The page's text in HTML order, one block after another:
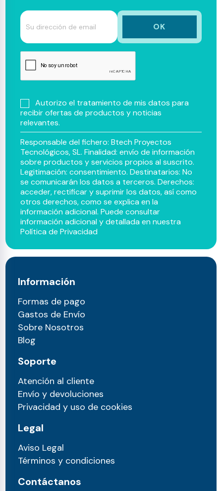
Autorizo el tratamiento de mis datos para
recibir ofertas de productos y noticias
relevantes.
Responsable del fichero: Btech Proyectos
Tecnológicos, SL. Finalidad: envío de información
sobre productos y servicios propios al suscrito.
Legitimación: consentimiento. Destinatarios: No
se comunicarán los datos a terceros. Derechos:
acceder, rectificar y suprimir los datos, así como
otros derechos, como se explica en la
información adicional. Puede consultar
información adicional y detallada en nuestra
Política de Privacidad
Información
Formas de pago
Gastos de Envío
Sobre Nosotros
Blog
Soporte
Atención al cliente
Envío y devoluciones
Privacidad y uso de cookies
Legal
Aviso Legal
Términos y condiciones
Contáctanos